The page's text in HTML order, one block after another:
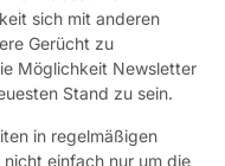
sich mit anderen
Gerücht zu
Möglichkeit Newsletter
Stand zu sein.
in regelmäßigen
einfach nur um die